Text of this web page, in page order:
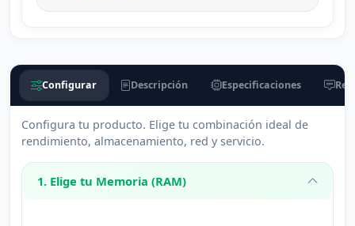
Configurar Descripción Especificaciones
Configura tu producto. Elige tu combinación ideal de
rendimiento, almacenamiento, red y servicio.
1. Elige tu Memoria (RAM)